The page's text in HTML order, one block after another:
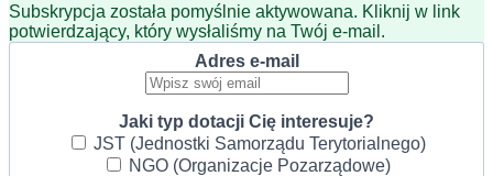
Subskrypcja została pomyślnie aktywowana. Kliknij w link
potwierdzający, który wysłaliśmy na Twój e-mail.
Adres e-mail
Jaki typ dotacji Cię interesuje?
JST (Jednostki Samorządu Terytorialnego)
NGO (Organizacje Pozarządowe)